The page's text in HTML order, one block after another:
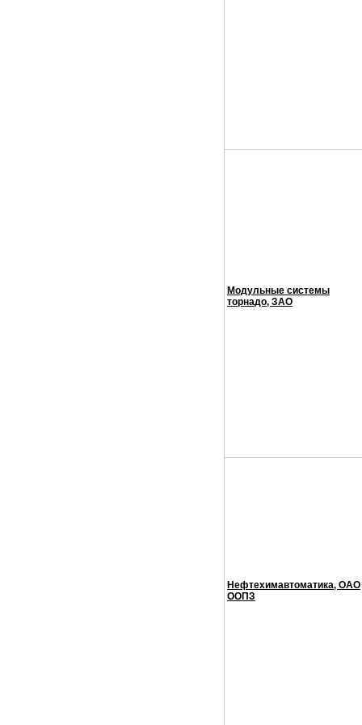
Модульные системы
торнадо, ЗАО
Нефтехимавтоматика, ОАО
ООПЗ